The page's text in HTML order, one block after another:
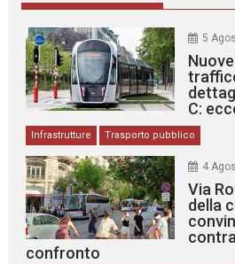
5
C:
Infrastrutture Trasporto pubblico
4
Via
della
confronto